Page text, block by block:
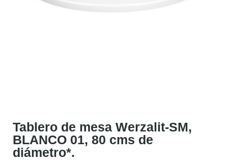
Tablero de mesa Werzalit-SM,
BLANCO 01, 80 cms de
diámetro*.